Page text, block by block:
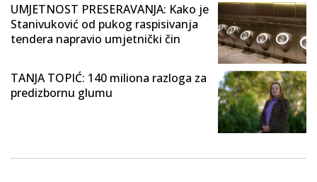
UMJETNOST PRESERAVANJA: Kako je
Stanivuković od pukog raspisivanja
tendera napravio umjetnički čin
TANJA TOPIĆ: 140 miliona razloga za
predizbornu glumu